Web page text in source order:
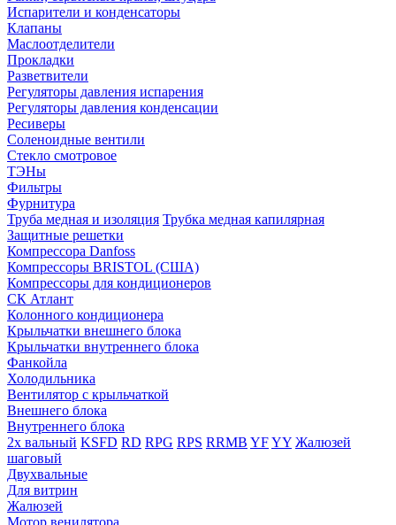
Испарители и конденсаторы
Клапаны
Маслоотделители
Прокладки
Разветвители
Регуляторы давления испарения
Регуляторы давления конденсации
Ресиверы
Соленоидные вентили
Стекло смотровое
ТЭНы
Фильтры
Фурнитура
Труба медная и изоляция Трубка медная капилярная
Защитные решетки
Компрессора Danfoss
Компрессоры BRISTOL (США)
Компрессоры для кондиционеров
СК Атлант
Колонного кондиционера
Крыльчатки внешнего блока
Крыльчатки внутреннего блока
Фанкойла
Холодильника
Вентилятор с крыльчаткой
Внешнего блока
Внутреннего блока
2х вальный KSFD RD RPG RPS RRMB YFYY Жалюзей
шаговый
Двухвальные
Для витрин
Жалюзей
Мотор венилятора